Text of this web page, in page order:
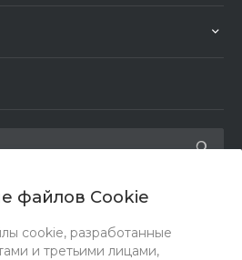
файлов Cookie
cookie, разработанные
и третьими лицами,